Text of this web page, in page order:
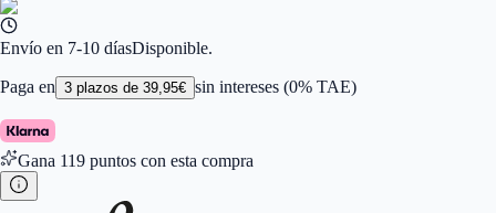
Forma:Aviador
Largo de la Varilla (mm) :130
Marca:Ray-Ban
Tipo de Cristales
Calibres
Envío en 7-10 díasDisponible.
Paga en 3 plazos de 39,95€ sin intereses (0% TAE)
Gana 119 puntos con esta compra